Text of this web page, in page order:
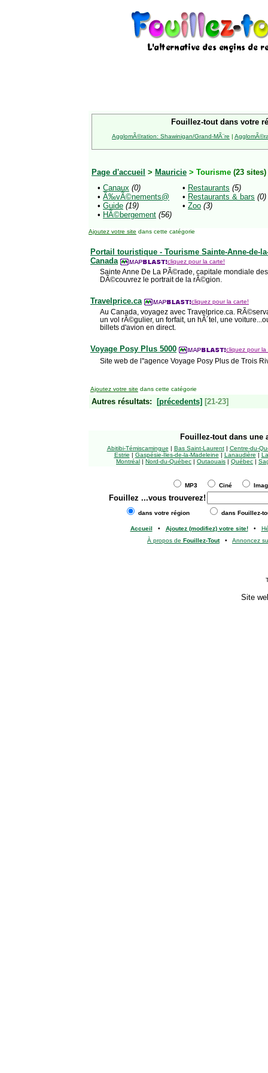
Fouillez-tout dans votre
AgglomÃ©ration: Shawinigan/Grand-MÃ¨re |
Page d'accueil > Mauricie > Tourisme (23 sites)
• Canaux (0)
• Ã‰vÃ©nements@
• Guide (19)
• HÃ©bergement (56)
• Restaurants (5)
• Restaurants & bars (0)
• Zoo (3)
Ajoutez votre site dans cette catégorie
Portail touristique - Tourisme Sainte-Anne-de-
Canada
cliquez pour la carte!
Sainte Anne De La PÃ©rade, capitale mondiale
DÃ©couvrez le portrait de la rÃ©gion.
Travelprice.ca cliquez pour la carte!
Au Canada, voyagez avec Travelprice.ca.
un vol rÃ©gulier, un forfait, un hÃ´tel, une
billets d'avion en direct.
Voyage Posy Plus 5000 cliquez pour la
Site web de l''agence Voyage Posy Plus de Trois
Ajoutez votre site dans cette catégorie
Autres résultats: [précedents] [21-23]
Fouillez-tout dans une
Abitibi-Témiscamingue | Bas Saint-Laurent| Centre-du-
Estrie | Gaspésie-Îles-de-la-Madeleine | Lanaudière |
Montréal | Nord-du-Québec | Outaouais | Québec |
MP3 Ciné
Fouillez ...vous trouverez!
dans votre région dans Fouillez-
Accueil • Ajoutez (modifiez) votre site!•
À propos de Fouillez-Tout• Annoncez
Site